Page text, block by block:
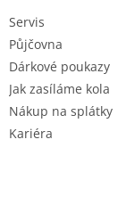
Servis
Půjčovna
Dárkové poukazy
Jak zasíláme kola
Nákup na splátky
Kariéra